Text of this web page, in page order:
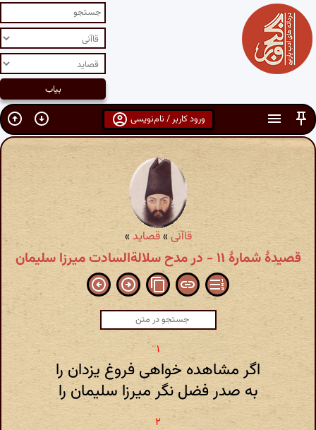
ورود کاربر / نام‌نویسی
قاآنی»قصاید»
قصیدهٔ شمارهٔ ۱۱ - در مدح سلالة‌السادت میرزا سلیمان
اگر مشاهده خواهی فروغ یزدان را
به صدر فضل نگر میرزا سلیمان را